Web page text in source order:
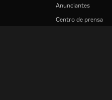
Anunciantes
Centro de prensa